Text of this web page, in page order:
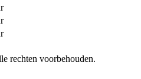
rechten voorbehouden.